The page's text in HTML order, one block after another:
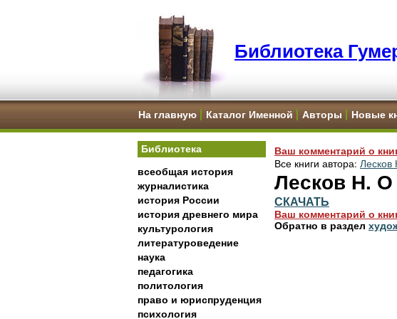
Библиотека
На главную Каталог Именной Авторы Новые
Библиотека
всеобщая история
журналистика
история России
история древнего мира
культурология
литературоведение
наука
педагогика
политология
право и юриспруденция
психология
Ваш комментарий о
Все книги автора: Лесков
Лесков Н. О
СКАЧАТЬ
Ваш комментарий о
Обратно в раздел